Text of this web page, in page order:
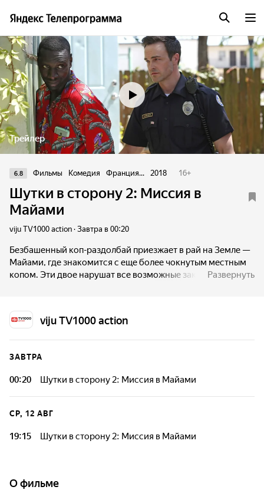
Трейлер
6.8 Фильмы Комедия Франция... 2018 16+
Шутки в сторону 2: Миссия в
Майами
viju TV1000 action · Завтра в 00:20
Безбашенный коп-раздолбай приезжает в рай на Земле —
Майами, где знакомится с еще более чокнутым местным
копом. Эти двое нарушат все возможные законы и устроят
респектабельный Майами.
Развернуть
viju TV1000 action
ЗАВТРА
00:20 Шутки в сторону 2: Миссия в Майами
СР, 12 АВГ
19:15 Шутки в сторону 2: Миссия в Майами
О фильме